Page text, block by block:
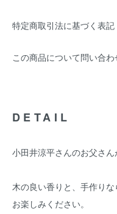
特定商取引法に基づく表記
この商品について問い合わ
DETAIL
小田井涼平さんのお父さん
木の良い香りと、手作り
お楽しみください。